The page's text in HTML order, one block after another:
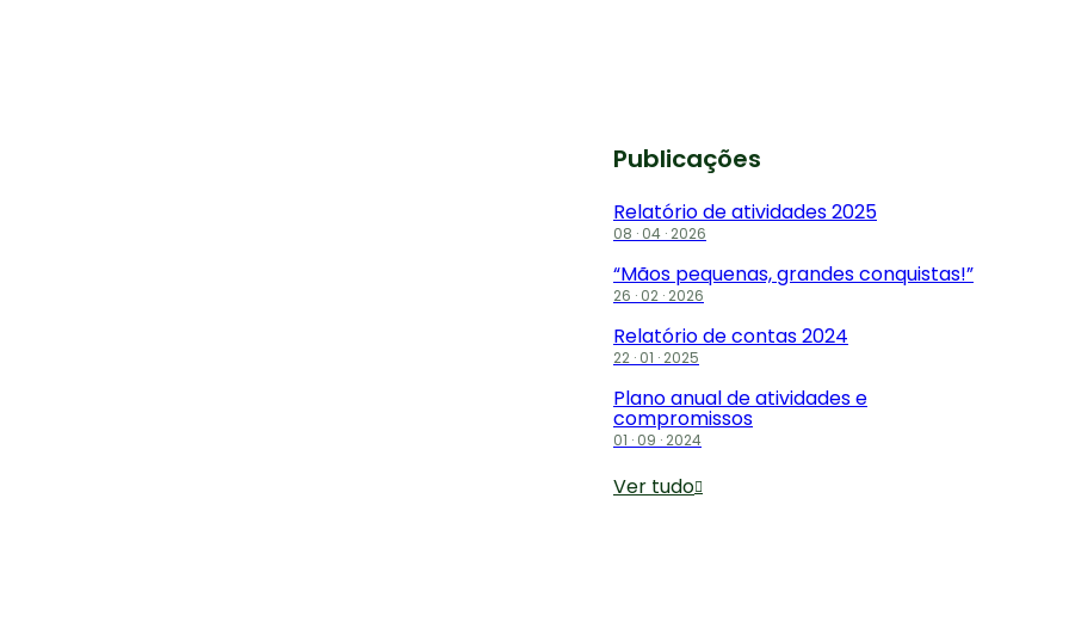
Publicações
Relatório de atividades 2025
08 · 04 · 2026
“Mãos pequenas, grandes conquistas!”
26 · 02 · 2026
Relatório de contas 2024
22 · 01 · 2025
Plano anual de atividades e
compromissos
01 · 09 · 2024
Ver tudo